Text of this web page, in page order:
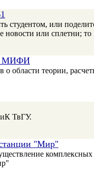
студентом, или
новости или сплетни;
МИФИ
области теории,
ТвГУ.
"Мир"